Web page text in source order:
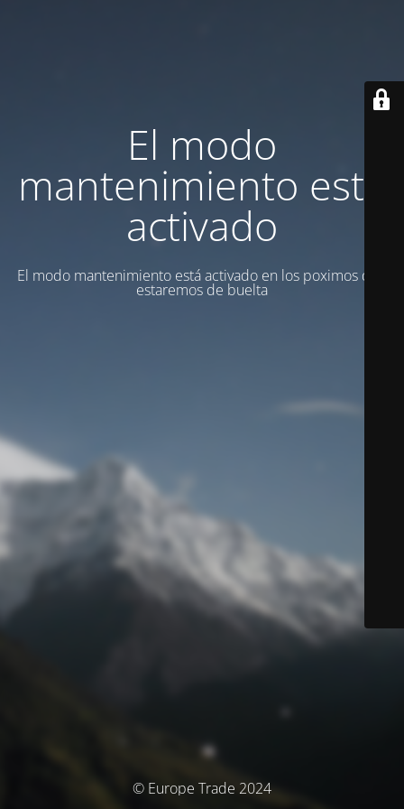
El modo
mantenimiento está
activado
El modo mantenimiento está activado en los poximos dias
estaremos de buelta
© Europe Trade 2024